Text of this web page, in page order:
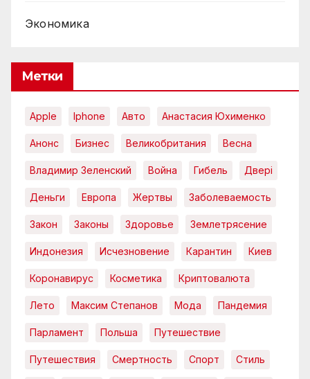
Экономика
Метки
Apple Iphone Авто Анастасия Юхименко
Анонс Бизнес Великобритания Весна
Владимир Зеленский Война Гибель Двері
Деньги Европа Жертвы Заболеваемость
Закон Законы Здоровье Землетрясение
Индонезия Исчезновение Карантин Киев
Коронавирус Косметика Криптовалюта
Лето Максим Степанов Мода Пандемия
Парламент Польша Путешествие
Путешествия Смертность Спорт Стиль